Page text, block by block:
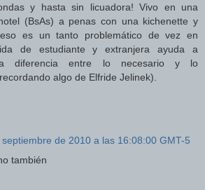
y hasta sin licuadora! Vivo en una
(BsAs) a penas con una kichenette y
es un tanto problemático de vez en
de estudiante y extranjera ayuda a
diferencia entre lo necesario y lo
algo de Elfride Jelinek).
septiembre de 2010 a las 16:08:00 GMT-5
también